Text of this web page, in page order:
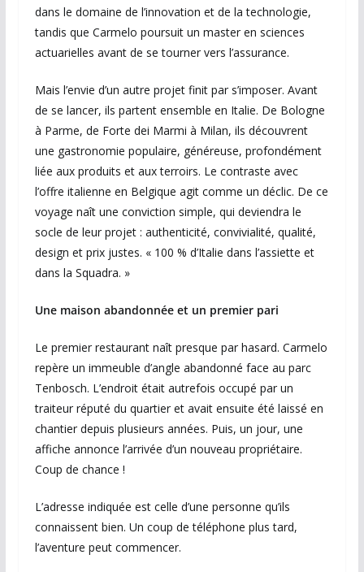
dans le domaine de l’innovation et de la technologie,
tandis que Carmelo poursuit un master en sciences
actuarielles avant de se tourner vers l’assurance.
Mais l’envie d’un autre projet finit par s’imposer. Avant
de se lancer, ils partent ensemble en Italie. De Bologne
à Parme, de Forte dei Marmi à Milan, ils découvrent
une gastronomie populaire, généreuse, profondément
liée aux produits et aux terroirs. Le contraste avec
l’offre italienne en Belgique agit comme un déclic. De ce
voyage naît une conviction simple, qui deviendra le
socle de leur projet : authenticité, convivialité, qualité,
design et prix justes. « 100 % d’Italie dans l’assiette et
dans la Squadra. »
Une maison abandonnée et un premier pari
Le premier restaurant naît presque par hasard. Carmelo
repère un immeuble d’angle abandonné face au parc
Tenbosch. L’endroit était autrefois occupé par un
traiteur réputé du quartier et avait ensuite été laissé en
chantier depuis plusieurs années. Puis, un jour, une
affiche annonce l’arrivée d’un nouveau propriétaire.
Coup de chance !
L’adresse indiquée est celle d’une personne qu’ils
connaissent bien. Un coup de téléphone plus tard,
l’aventure peut commencer.